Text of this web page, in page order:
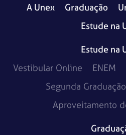
A Unex Graduação
Estude na
Estude na
Vestibular Online
ENEM
Segunda Graduação
Aproveitamento